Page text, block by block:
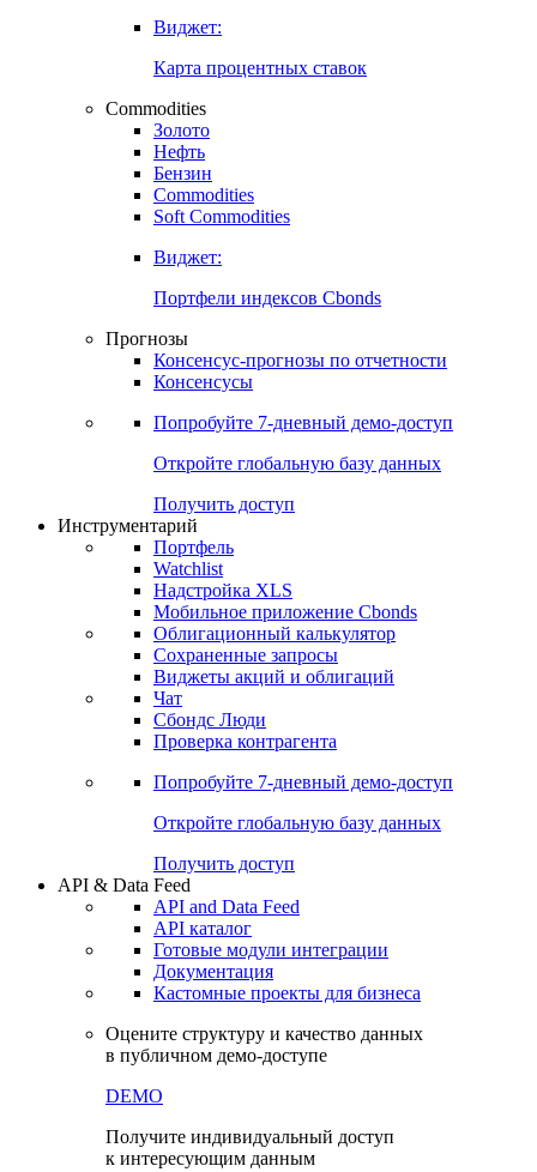
Виджет:
Карта процентных ставок
Commodities
Золото
Нефть
Бензин
Commodities
Soft Commodities
Виджет:
Портфели индексов Cbonds
Прогнозы
Консенсус-прогнозы по отчетности
Консенсусы
Попробуйте 7-дневный демо-доступ
Откройте глобальную базу данных
Получить доступ
Инструментарий
Портфель
Watchlist
Надстройка XLS
Мобильное приложение Cbonds
Облигационный калькулятор
Сохраненные запросы
Виджеты акций и облигаций
Чат
Сбондс Люди
Проверка контрагента
Попробуйте 7-дневный демо-доступ
Откройте глобальную базу данных
Получить доступ
API & Data Feed
API and Data Feed
API каталог
Готовые модули интеграции
Документация
Кастомные проекты для бизнеса
Оцените структуру и качество данных
в публичном демо-доступе
DEMO
Получите индивидуальный доступ
к интересующим данным